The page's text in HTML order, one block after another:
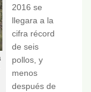
2016 se
llegara a la
cifra récord
de seis
pollos, y
menos
después de